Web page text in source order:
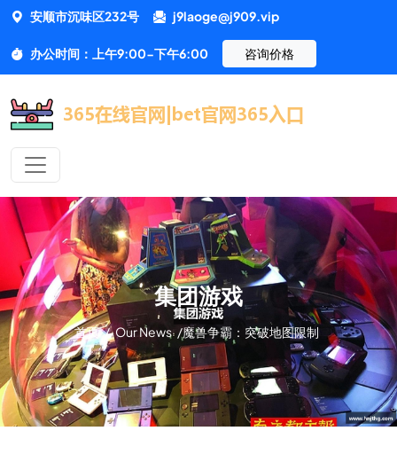
安顺市沉味区232号 j9laoge@j909.vip
办公时间：上午9:00-下午6:00 咨询价格
集团游戏
首页 / Our News /魔兽争霸：突破地图限制